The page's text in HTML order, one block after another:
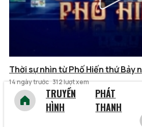
Thời sự nhìn từ Phố Hiến thứ Bảy
14 ngày trước 312 lượt xem
TRUYỀN
HÌNH
PHÁT
THANH